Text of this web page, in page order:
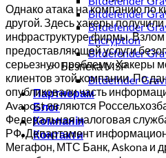
Bitdefender
Bitdefender
Encryption
Bitdefender
Безпека MSP
Bitdefnder
Партнерам
Блог
Компанія
Контакти
Однако атака на компанию по
другой. Здесь хакеры
инфраструктуре фирмы.
предоставляющей услуги
серьезную проблему. Хакеры
клиентов этой компании. По
опубликовали часть
Avapost являются
Федеральная налоговая
РФ, Департамент
Мегафон, МТС Банк, Askona и